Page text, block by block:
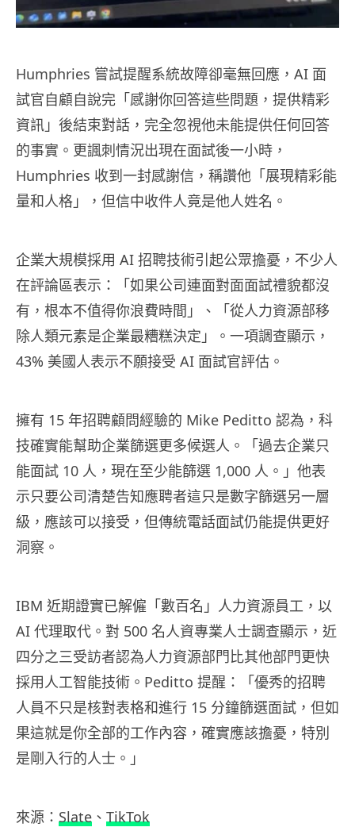
Humphries 嘗試提醒系統故障卻毫無回應，AI 面
試官自顧自說完「感謝你回答這些問題，提供精彩
資訊」後結束對話，完全忽視他未能提供任何回答
的事實。更諷刺情況出現在面試後一小時，
Humphries 收到一封感謝信，稱讚他「展現精彩能
量和人格」，但信中收件人竟是他人姓名。
企業大規模採用 AI 招聘技術引起公眾擔憂，不少人
在評論區表示：「如果公司連面對面面試禮貌都沒
有，根本不值得你浪費時間」、「從人力資源部移
除人類元素是企業最糟糕決定」。一項調查顯示，
43% 美國人表示不願接受 AI 面試官評估。
擁有 15 年招聘顧問經驗的 Mike Peditto 認為，科
技確實能幫助企業篩選更多候選人。「過去企業只
能面試 10 人，現在至少能篩選 1,000 人。」他表
示只要公司清楚告知應聘者這只是數字篩選另一層
級，應該可以接受，但傳統電話面試仍能提供更好
洞察。
IBM 近期證實已解僱「數百名」人力資源員工，以
AI 代理取代。對 500 名人資專業人士調查顯示，近
四分之三受訪者認為人力資源部門比其他部門更快
採用人工智能技術。Peditto 提醒：「優秀的招聘
人員不只是核對表格和進行 15 分鐘篩選面試，但如
果這就是你全部的工作內容，確實應該擔憂，特別
是剛入行的人士。」
來源： Slate 、 TikTok